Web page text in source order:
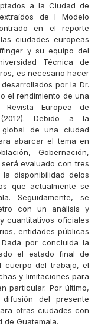
a la Ciudad de
de l Modelo
en el reporte
ciudades europeas
y su equipo del
Técnica de
es necesario hacer
por la Dr.
el rendimiento de una
Europea de
Debido a la
de una ciudad
abarcar el tema en
Gobernación,
evaluado con tres
disponibilidad delos
que actualmente se
Seguidamente, se
con un análisis y
cuantitativos oficiales
entidades públicas
por concluida la
el estado final de
cuerpo del trabajo, el
y limitaciones para
particular. Por último,
del presente
otras ciudades con
de Guatemala.